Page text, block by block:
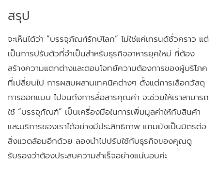
สรุป
จะเห็นได้ว่า “บรรจุภัณฑ์รักษ์โลก” ไม่ใช่แค่เทรนด์ชั่วคราว แต่
เป็นการปรับตัวที่จำเป็นสำหรับธุรกิจอาหารยุคใหม่ ที่ต้อง
สร้างความแตกต่างและตอบโจทย์ความต้องการของผู้บริโภค
ที่เปลี่ยนไป การผสมผสานเทคนิคต่างๆ ตั้งแต่การเลือกวัสดุ
การออกแบบ ไปจนถึงการสื่อสารคุณค่า จะช่วยให้เราสามารถ
ใช้ “บรรจุภัณฑ์” เป็นเครื่องมือในการเพิ่มมูลค่าให้กับสินค้า
และบริการของเราได้อย่างมีประสิทธิภาพ แถมยังเป็นมิตรต่อ
สิ่งแวดล้อมอีกด้วย ลองนำไปปรับใช้กับธุรกิจของคุณดู
รับรองว่าต้องประสบความสำเร็จอย่างแน่นอนค่ะ